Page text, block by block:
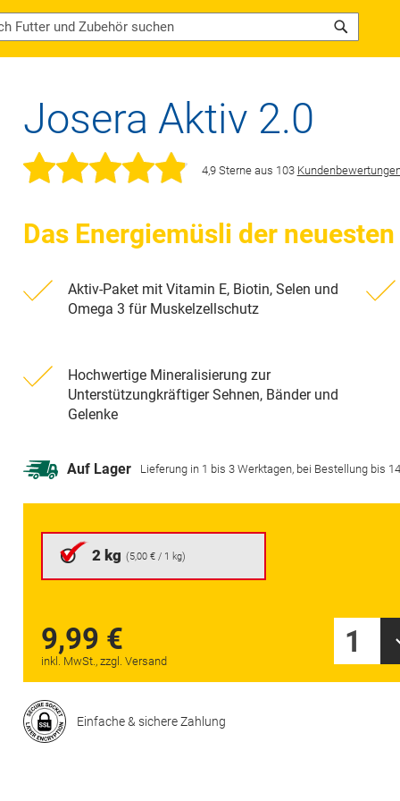
Josera Aktiv 2.0
4,9 Sterne aus 103
Das Energiemüsli der
Aktiv-Paket mit Vitamin E, Biotin, Selen und
Omega 3 für Muskelzellschutz
Hochwertige Mineralisierung zur
Unterstützungkräftiger Sehnen, Bänder und
Gelenke
Auf Lager Lieferung in 1 bis 3 Werktagen, bei Bestellung bis
2 kg
9,99 €
(5,00 €/ 1 kg)
1
inkl. MwSt., zzgl. Versand
Einfache & sichere Zahlung